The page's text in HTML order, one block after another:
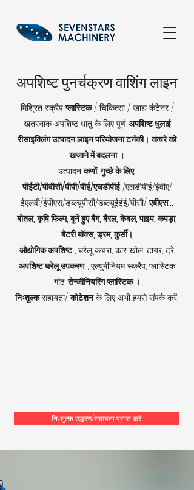
अपशिष्ट पुनर्चक्रण वाशिंग लाइन
मिश्रित स्क्रैपप्लास्टिक/ चिकित्सा / खाद्य कंटेनर /
खतरनाक अपशिष्ट धातु के लिए पूर्ण अपशिष्ट धुलाई
रीसाइक्लिंग उत्पादन लाइन परियोजना टर्नकी। कचरे को
खजाने में बदलना।
उत्पादनकणों, गुच्छे के लिए.
पीईटी/पीवीसी/पीपी/पीई/एचडीपीई/एलडीपीई/ईवीए/
ईएलवी/ईपीएस/डब्ल्यूपीसी/डब्ल्यूईईई/पीसी/एबीएस...
बोतल, कृषि फिल्म, बुने हुए बैग, बैरल, केबल, पाइप, कपड़ा,
बैटरी बॉक्स, ड्रम, कुर्सी।
औद्योगिक अपशिष्ट, घरेलू कचरा, कार खोल, टायर, ट्रे,
अपशिष्ट घरेलू उपकरण, एल्युमीनियम स्क्रैप, प्लास्टिक
गांठ,सेन्जीनियरिंग प्लास्टिक।
निःशुल्कसहायता/कोटेशनके लिए अभी हमसे संपर्क करें!
निःशुल्क उद्धरण/सहायता प्राप्त करें